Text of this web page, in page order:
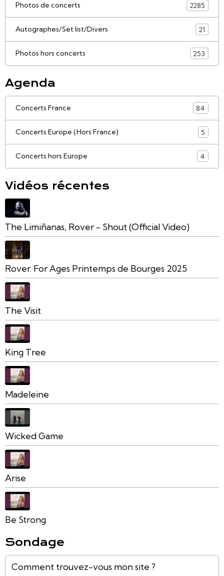
Photos de concerts 2285
Autographes/Set list/Divers 21
Photos hors concerts 253
Agenda
Concerts France 84
Concerts Europe (Hors France) 5
Concerts hors Europe 4
Vidéos récentes
The Limiñanas, Rover - Shout (Official Video)
Rover. For Ages Printemps de Bourges 2025
The Visit
King Tree
Madeleine
Wicked Game
Arise
Be Strong
Sondage
Comment trouvez-vous mon site ?